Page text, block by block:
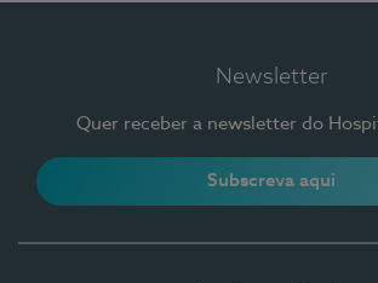
Newsletter
Quer receber a newsletter do
Subscreva aqui